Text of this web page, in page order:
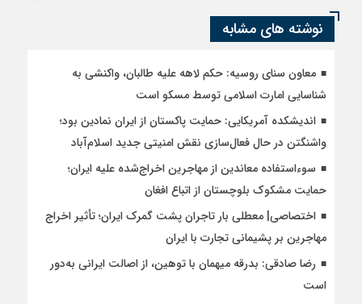
نوشته های مشابه
معاون سنای روسیه: حکم لاهه علیه طالبان، واکنشی به
شناسایی امارت اسلامی توسط مسکو است
اندیشکده آمریکایی: حمایت پاکستان از ایران نمادین بود؛
واشنگتن در حال فعال‌سازی نقش امنیتی جدید اسلام‌آباد
سوءاستفاده معاندین از مهاجرین اخراج‌شده علیه ایران؛
حمایت مشکوک بلوچستان از اتباع افغان
اختصاصی| معطلی بار تاجران پشت گمرک ایران؛ تأثیر اخراج
مهاجرین بر پشیمانی تجارت با ایران
رضا صادقی: بدرقه میهمان با توهین، از اصالت ایرانی به‌دور
است